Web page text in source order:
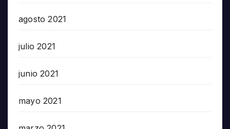
agosto 2021
julio 2021
junio 2021
mayo 2021